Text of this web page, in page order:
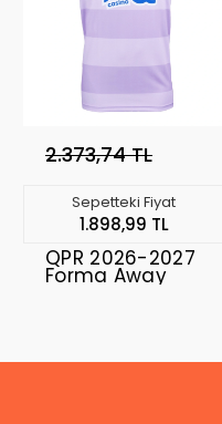
2.373,74 TL
Sepetteki Fiyat
1.898,99 TL
QPR 2026-2027
Forma Away